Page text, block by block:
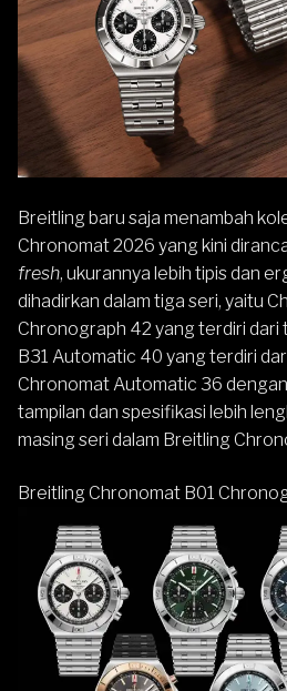
Breitling baru saja menambah
Chronomat 2026 yang kini
fresh, ukurannya lebih tipis dan
dihadirkan dalam tiga seri, yaitu
Chronograph 42 yang terdiri dari
B31 Automatic 40 yang terdiri
Chronomat Automatic 36
tampilan dan spesifikasi lebih
masing seri dalam Breitling
Breitling Chronomat B01